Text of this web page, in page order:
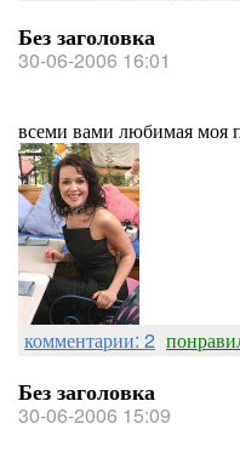
Без заголовка
30-06-2006 16:01
всеми вами любимая моя
комментарии: 2
Без заголовка
30-06-2006 15:09